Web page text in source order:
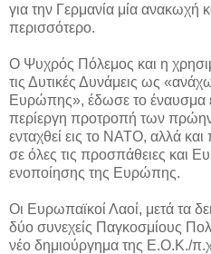
για την Γερμανία μία ανακωχή
περισσότερο.
Ο Ψυχρός Πόλεμος και η
τις Δυτικές Δυνάμεις ως
Ευρώπης», έδωσε το έναυσμα
περίεργη προτροπή των
ενταχθεί εις το ΝΑΤΟ, αλλά
σε όλες τις προσπάθειες και
ενοποίησης της Ευρώπης.
Οι Ευρωπαϊκοί Λαοί, μετά τα
δύο συνεχείς Παγκοσμίους
νέο δημιούργημα της Ε.Ο.Κ./